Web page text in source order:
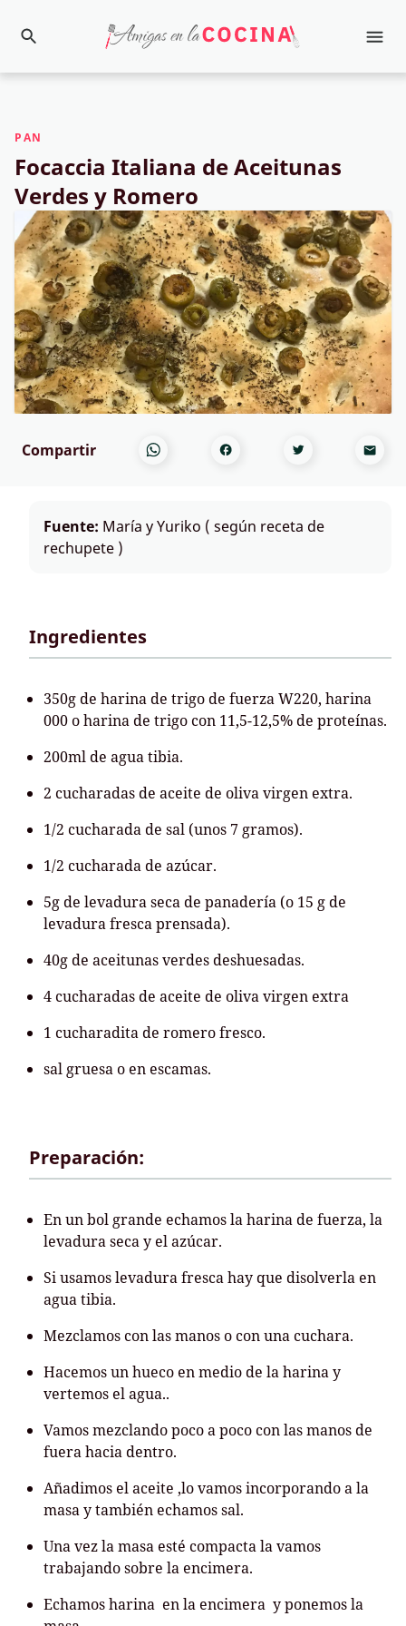
PAN
Focaccia Italiana de Aceitunas
Verdes y Romero
Compartir
Fuente: María y Yuriko ( según receta de
rechupete )
Ingredientes
350g de harina de trigo de fuerza W220, harina
000 o harina de trigo con 11,5-12,5% de proteínas.
200ml de agua tibia.
2 cucharadas de aceite de oliva virgen extra.
1/2 cucharada de sal (unos 7 gramos).
1/2 cucharada de azúcar.
5g de levadura seca de panadería (o 15 g de
levadura fresca prensada).
40g de aceitunas verdes deshuesadas.
4 cucharadas de aceite de oliva virgen extra
1 cucharadita de romero fresco.
sal gruesa o en escamas.
Preparación:
En un bol grande echamos la harina de fuerza, la
levadura seca y el azúcar.
Si usamos levadura fresca hay que disolverla en
agua tibia.
Mezclamos con las manos o con una cuchara.
Hacemos un hueco en medio de la harina y
vertemos el agua..
Vamos mezclando poco a poco con las manos de
fuera hacia dentro.
Añadimos el aceite ,lo vamos incorporando a la
masa y también echamos sal.
Una vez la masa esté compacta la vamos
trabajando sobre la encimera.
Echamos harina en la encimera y ponemos la